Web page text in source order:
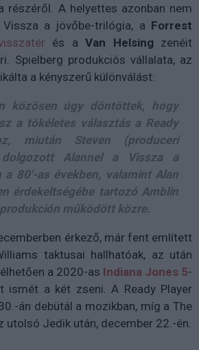
részéről. A helyettes azonban nem
a jövőbe-trilógia, a Forrest
és a Van Helsing zenéit
Spielberg produkciós vállalata, az
a kényszerű különválást:
közösen úgy döntöttek, hogy
a tökéletes választás a Ready
miután Steven (produceri
dolgozott Alannel a Vissza a
a 80'-as években, valamint Alan
érdekeltségébe tartozó Amblin
működött közre.
érkező, már fent említett
taktusai hallhatóak, az után
a 2020-as Indiana Jones 5-
ismét a két zseni. A Ready Player
án debütál a mozikban, míg a The
utolsó Jedik után, december 22.-én.